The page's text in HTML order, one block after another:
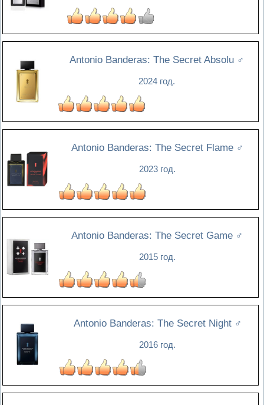
Antonio Banderas: The Secret Absolu ♂
2024 год.
Antonio Banderas: The Secret Flame ♂
2023 год.
Antonio Banderas: The Secret Game ♂
2015 год.
Antonio Banderas: The Secret Night ♂
2016 год.